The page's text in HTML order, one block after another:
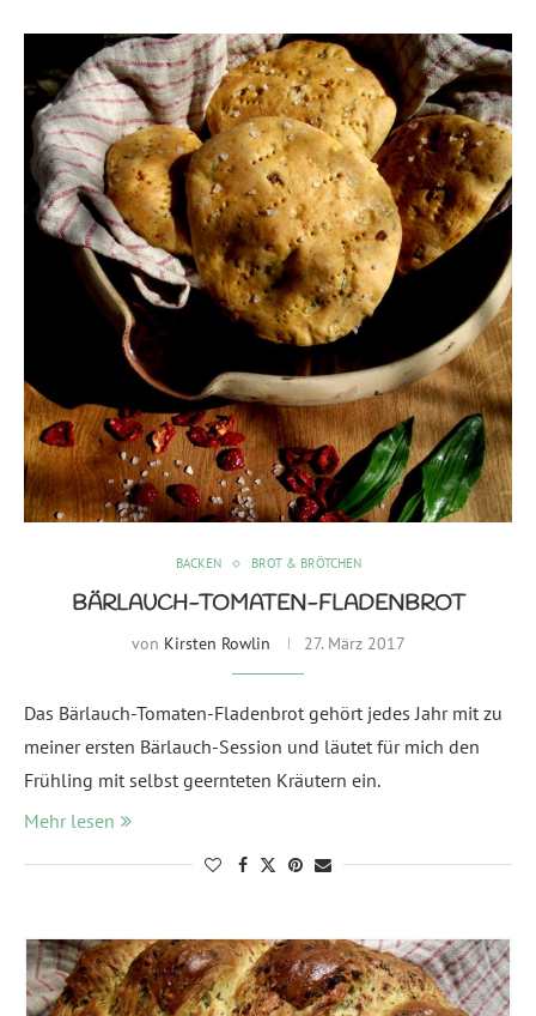
BACKEN BROT & BRÖTCHEN
BÄRLAUCH-TOMATEN-FLADENBROT
von Kirsten Rowlin 27. März 2017
Das Bärlauch-Tomaten-Fladenbrot gehört jedes Jahr mit zu
meiner ersten Bärlauch-Session und läutet für mich den
Frühling mit selbst geernteten Kräutern ein.
Mehr lesen